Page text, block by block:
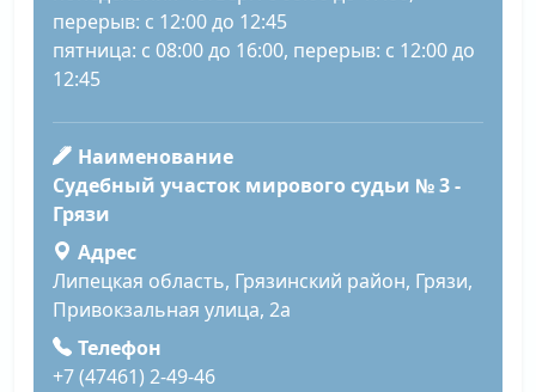
перерыв: с 12:00 до 12:45
пятница: с 08:00 до 16:00, перерыв: с 12:00 до
12:45
Наименование
Судебный участок мирового судьи № 3 -
Грязи
Адрес
Липецкая область, Грязинский район, Грязи,
Привокзальная улица, 2а
Телефон
+7 (47461) 2-49-46